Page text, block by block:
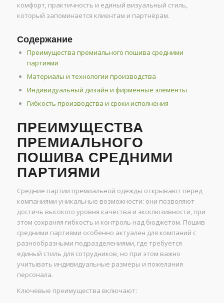
комфорт, практичность и единый визуальный стиль,
который запоминается клиентам и партнёрам.
Содержание
Преимущества премиального пошива средними
партиями
Материалы и технологии производства
Индивидуальный дизайн и фирменные элементы
Гибкость производства и сроки исполнения
ПРЕИМУЩЕСТВА
ПРЕМИАЛЬНОГО
ПОШИВА СРЕДНИМИ
ПАРТИЯМИ
Средние партии премиальной одежды открывают перед
компаниями уникальные возможности: они позволяют
достичь высокого уровня качества и эксклюзивности, при
этом сохраняя гибкость и контроль над бюджетом. Пошив
средними партиями особенно актуален для компаний с
разнообразными подразделениями, где требуется
единый стиль для сотрудников, но при этом важно
учитывать индивидуальные размеры и пожелания
персонала.
Ключевые преимущества включают: